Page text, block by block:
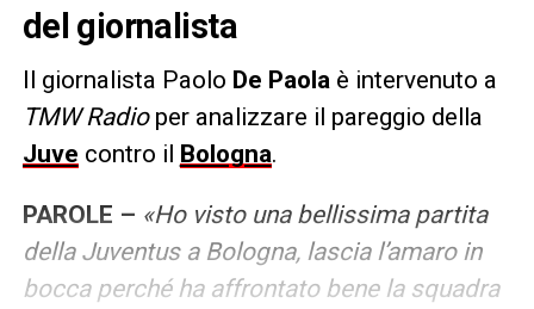
del giornalista
Il giornalista Paolo De Paolaè intervenuto a
TMW Radioper analizzare il pareggio della
Juve contro il Bologna.
PAROLE – «Ho visto una bellissima partita
della Juventus a Bologna, lascia l’amaro in
bocca perché ha affrontato bene la squadra